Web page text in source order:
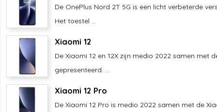
De OnePlus Nord 2T 5G is een licht verbeterde
Het toestel ...
Xiaomi 12
De Xiaomi 12 en 12X zijn medio 2022 samen met
gepresenteerd. ...
Xiaomi 12 Pro
De Xiaomi 12 Pro is medio 2022 samen met de